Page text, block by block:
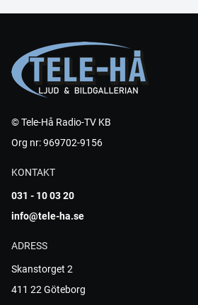
© Tele-Hå Radio-TV KB
Org nr: 969702-9156
KONTAKT
031 - 10 03 20
info@tele-ha.se
ADRESS
Skanstorget 2
411 22 Göteborg